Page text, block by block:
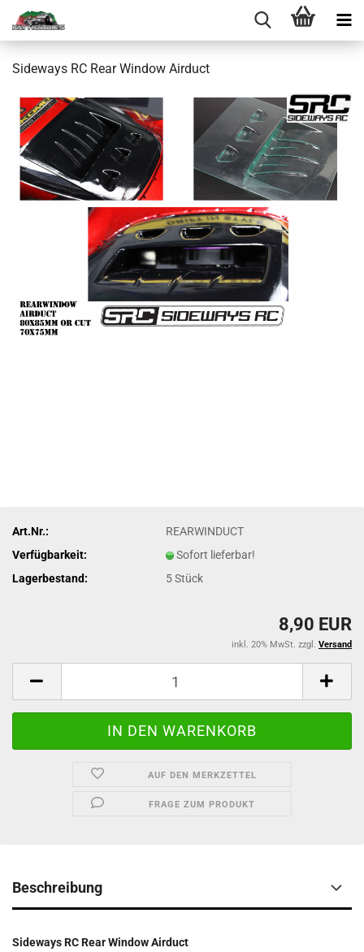
Sideways RC Rear Window Airduct
Art.Nr.:
REARWINDUCT
Verfügbarkeit:
Sofort lieferbar!
Lagerbestand:
5Stück
8,90 EUR
inkl. 20% MwSt. zzgl. Versand
AUF DEN MERKZETTEL
FRAGE ZUM PRODUKT
Beschreibung
Sideways RC Rear Window Airduct